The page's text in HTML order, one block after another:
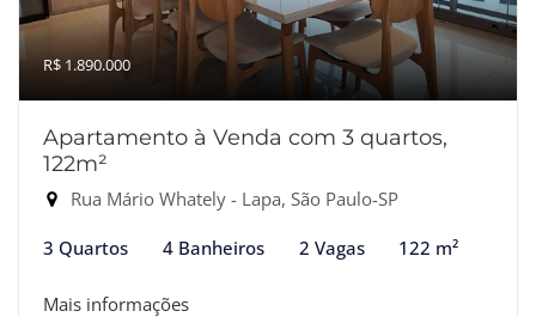
R$ 1.890.000
Apartamento à Venda com 3 quartos,
122m²
Rua Mário Whately - Lapa, São Paulo-SP
3 Quartos 4 Banheiros 2 Vagas 122 m²
Mais informações